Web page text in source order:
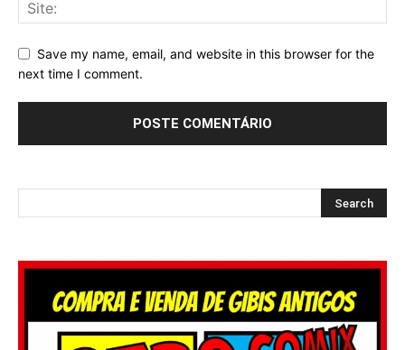
Save my name, email, and website in this browser for the
next time I comment.